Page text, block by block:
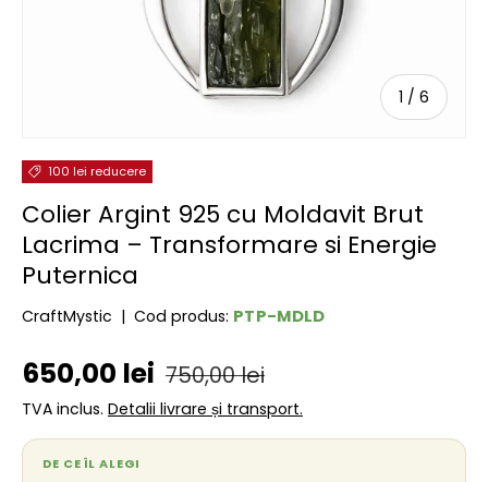
1 / de
6
100 lei reducere
Colier Argint 925 cu Moldavit Brut
Lacrima – Transformare si Energie
Puternica
CraftMystic | Cod produs: PTP-MDLD
Preț de vânzare
650,00 lei Preț obișnuit
750,00 lei
TVA inclus. Detalii livrare și transport.
DE CE ÎL ALEGI